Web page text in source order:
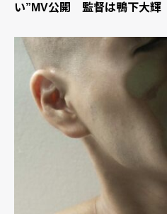
い”MV公開 監督は鴨下大輝